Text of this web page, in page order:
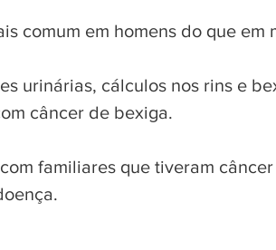
comum em homens do que em
urinárias, cálculos nos rins e
câncer de bexiga.
familiares que tiveram